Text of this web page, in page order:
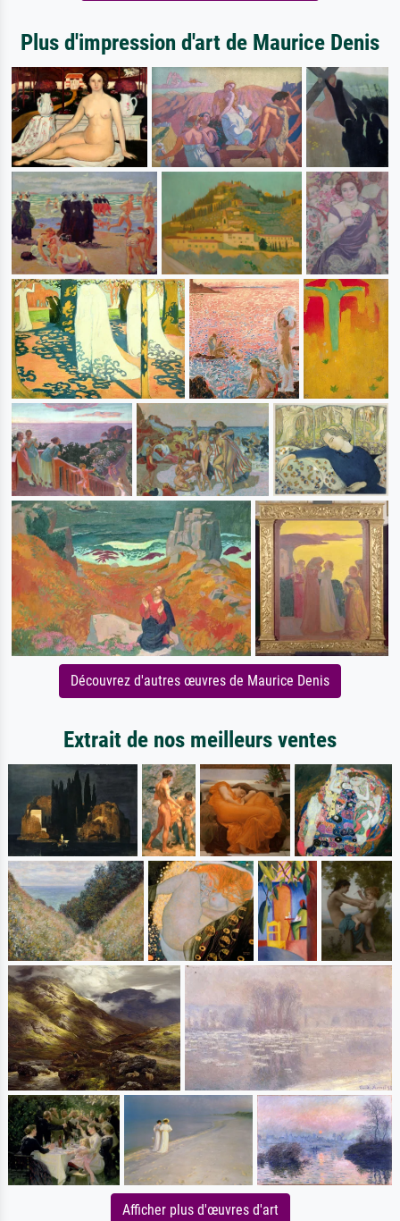
Plus d'impression d'art de Maurice Denis
Découvrez d'autres œuvres de Maurice Denis
Extrait de nos meilleurs ventes
Afficher plus d'œuvres d'art